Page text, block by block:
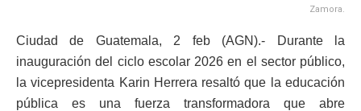
Zamora.
Ciudad de Guatemala, 2 feb (AGN).- Durante la
inauguración del ciclo escolar 2026 en el sector público,
la vicepresidenta Karin Herrera resaltó que la educación
pública es una fuerza transformadora que abre